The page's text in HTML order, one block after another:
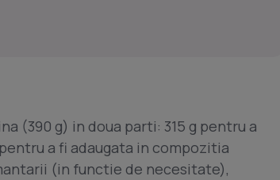
(390 g) in doua parti: 315 g pentru a
a fi adaugata in compozitia
(in functie de necesitate),